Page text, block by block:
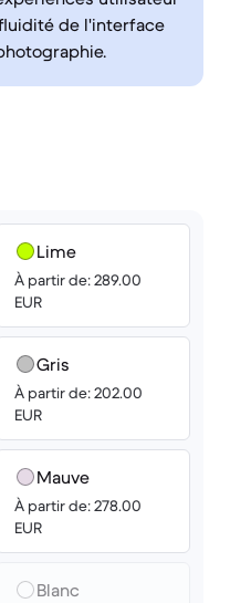
de l'interface
Lime
À partir de: 289.00
EUR
Gris
À partir de: 202.00
EUR
Mauve
À partir de: 278.00
EUR
Blanc